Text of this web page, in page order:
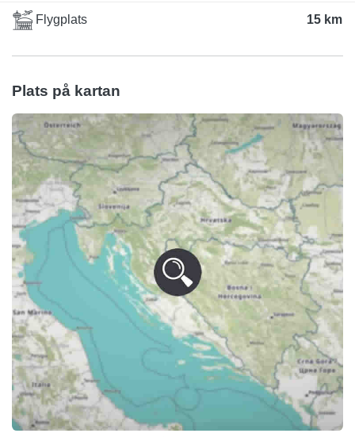
Flygplats 15 km
Plats på kartan